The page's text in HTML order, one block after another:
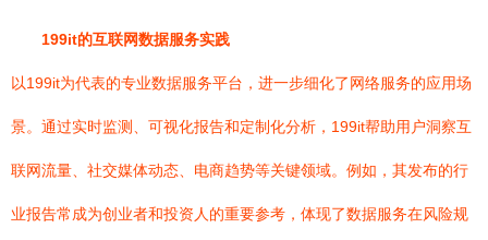
199it的互联网数据服务实践
以199it为代表的专业数据服务平台，进一步细化了网络服务的应用场
景。通过实时监测、可视化报告和定制化分析，199it帮助用户洞察互
联网流量、社交媒体动态、电商趋势等关键领域。例如，其发布的行
业报告常成为创业者和投资人的重要参考，体现了数据服务在风险规